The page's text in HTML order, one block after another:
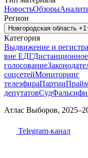
НовостьОбзоры
Регион
Новгородская область +1
Категория
Выдвижение и
вне ЕДГДистанционное
голосование
соцсетейМониторинг
телеэфираПартии
депутатовСуд
Атлас Выборов,
Telegram-канал